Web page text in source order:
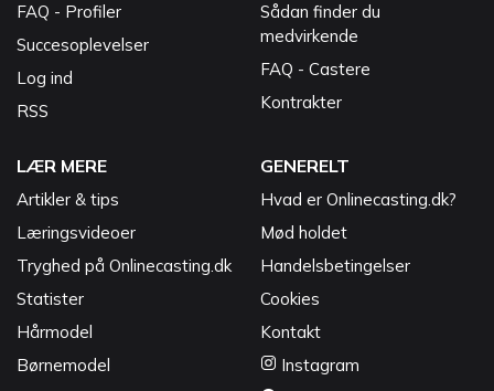
FAQ - Profiler
Succesoplevelser
Log ind
RSS
Sådan finder du
medvirkende
FAQ - Castere
Kontrakter
LÆR MERE
Artikler & tips
Læringsvideoer
Tryghed på Onlinecasting.dk
Statister
Hårmodel
Børnemodel
GENERELT
Hvad er Onlinecasting.dk?
Mød holdet
Handelsbetingelser
Cookies
Kontakt
Instagram